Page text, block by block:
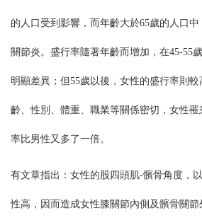
的人口受到影響，而年齡大於65歲的人口
關節炎。盛行率隨著年齡而增加，在45-55
明顯差異；但55歲以後，女性的盛行率則
齡、性別、體重、職業等關係密切，女性
率比男性又多了一倍。
有文章指出：女性的股四頭肌-髕骨角度，
性高，因而造成女性膝關節內側及髕骨關